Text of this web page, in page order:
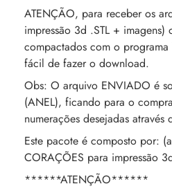
ATENÇÃO, para receber os
impressão 3d .STL + imagens)
compactados com o
fácil de fazer o download.
Obs: O arquivo ENVIADO é
(ANEL), ficando para o
numerações desejadas
Este pacote é composto por:
CORAÇÕES para impressão
******ATENÇÃO******